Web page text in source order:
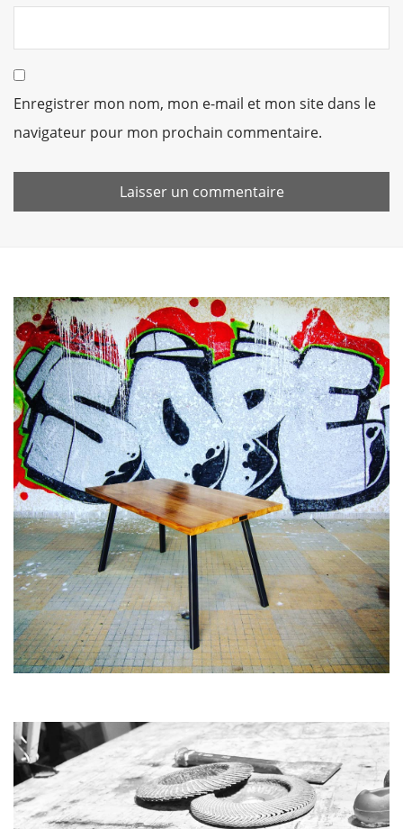
Enregistrer mon nom, mon e-mail et mon site dans le
navigateur pour mon prochain commentaire.